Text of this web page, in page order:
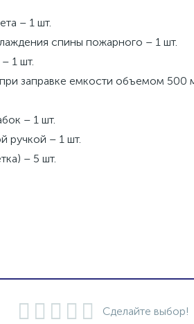
– 1 шт.
спины пожарного – 1 шт.
1 шт.
заправке емкости объемом 500
– 1 шт.
ручкой – 1 шт.
– 5 шт.
Сделайте выбор!